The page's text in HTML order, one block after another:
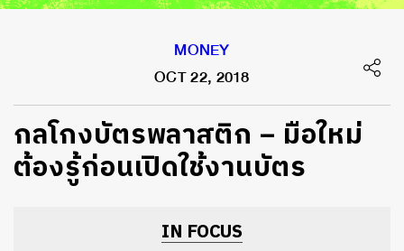
MONEY
OCT 22, 2018
กลโกงบัตรพลาสติก – มือใหม่
ต้องรู้ก่อนเปิดใช้งานบัตร
IN FOCUS